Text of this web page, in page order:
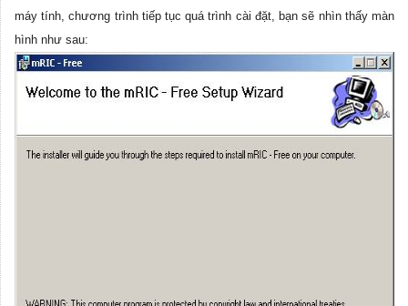
máy tính, chương trình tiếp tục quá trình cài đặt, bạn sẽ nhìn thấy màn
hình như sau: